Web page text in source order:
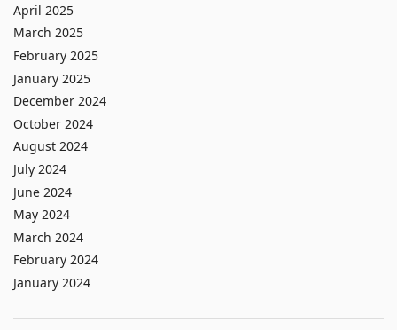
April 2025
March 2025
February 2025
January 2025
December 2024
October 2024
August 2024
July 2024
June 2024
May 2024
March 2024
February 2024
January 2024